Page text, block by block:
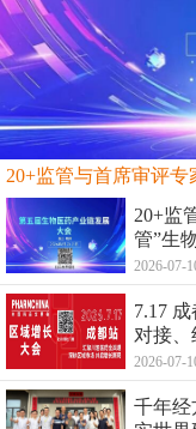
20+监
管”生
2026-07-
7.17
对接
2026-07-
千年